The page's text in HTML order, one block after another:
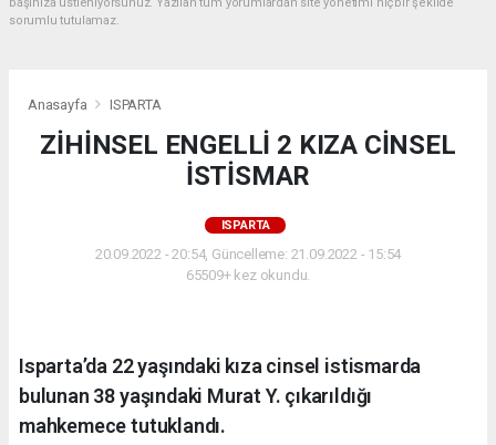
sorumlu tutulamaz.
Anasayfa ISPARTA
ZİHİNSEL ENGELLİ 2 KIZA CİNSEL
İSTİSMAR
ISPARTA
20.09.2022 - 20:54, Güncelleme: 21.09.2022 - 15:54
65509+ kez okundu.
Isparta’da 22 yaşındaki kıza cinsel istismarda
bulunan 38 yaşındaki Murat Y. çıkarıldığı
mahkemece tutuklandı.